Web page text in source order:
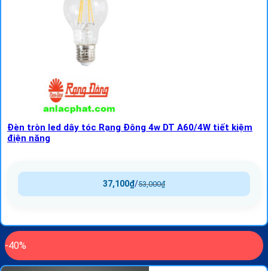
Đèn tròn led dây tóc Rạng Đông 4w DT A60/4W tiết kiệm
điện năng
53,000₫
/
37,100₫
-40%